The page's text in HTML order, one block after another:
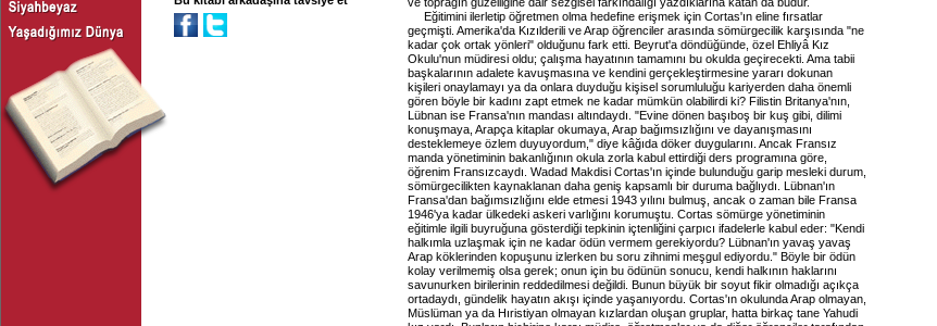
Eğitimini ilerletip öğretmen olma hedefine erişmek için Cortas'ın eline fırsatlar
geçmişti. Amerika'da Kızılderili ve Arap öğrenciler arasında sömürgecilik karşısında "ne
kadar çok ortak yönleri" olduğunu fark etti. Beyrut'a döndüğünde, özel Ehliyâ Kız
Okulu'nun müdiresi oldu; çalışma hayatının tamamını bu okulda geçirecekti. Ama tabii
başkalarının adalete kavuşmasına ve kendini gerçekleştirmesine yararı dokunan
kişileri onaylamayı ya da onlara duyduğu kişisel sorumluluğu kariyerden daha önemli
gören böyle bir kadını zapt etmek ne kadar mümkün olabilirdi ki? Filistin Britanya'nın,
Lübnan ise Fransa'nın mandası altındaydı. "Evine dönen başıboş bir kuş gibi, dilimi
konuşmaya, Arapça kitaplar okumaya, Arap bağımsızlığını ve dayanışmasını
desteklemeye özlem duyuyordum," diye kâğıda döker duygularını. Ancak Fransız
manda yönetiminin bakanlığının okula zorla kabul ettirdiği ders programına göre,
öğrenim Fransızcaydı. Wadad Makdisi Cortas'ın içinde bulunduğu garip mesleki durum,
sömürgecilikten kaynaklanan daha geniş kapsamlı bir duruma bağlıydı. Lübnan'ın
Fransa'dan bağımsızlığını elde etmesi 1943 yılını bulmuş, ancak o zaman bile Fransa
1946'ya kadar ülkedeki askeri varlığını korumuştu. Cortas sömürge yönetiminin
eğitimle ilgili buyruğuna gösterdiği tepkinin içtenliğini çarpıcı ifadelerle kabul eder: "Kendi
halkımla uzlaşmak için ne kadar ödün vermem gerekiyordu? Lübnan'ın yavaş yavaş
Arap köklerinden kopuşunu izlerken bu soru zihnimi meşgul ediyordu." Böyle bir ödün
kolay verilmemiş olsa gerek; onun için bu ödünün sonucu, kendi halkının haklarını
savunurken birilerinin reddedilmesi değildi. Bunun büyük bir soyut fikir olmadığı açıkça
ortadaydı, gündelik hayatın akışı içinde yaşanıyordu. Cortas'ın okulunda Arap olmayan,
Müslüman ya da Hıristiyan olmayan kızlardan oluşan gruplar, hatta birkaç tane Yahudi